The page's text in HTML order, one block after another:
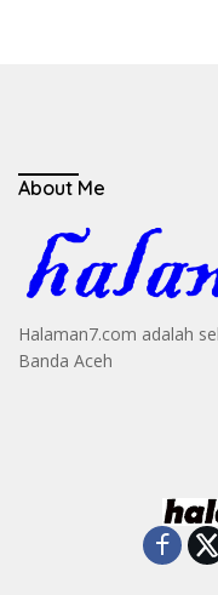
About Me
Halaman7.com adalah
Banda Aceh